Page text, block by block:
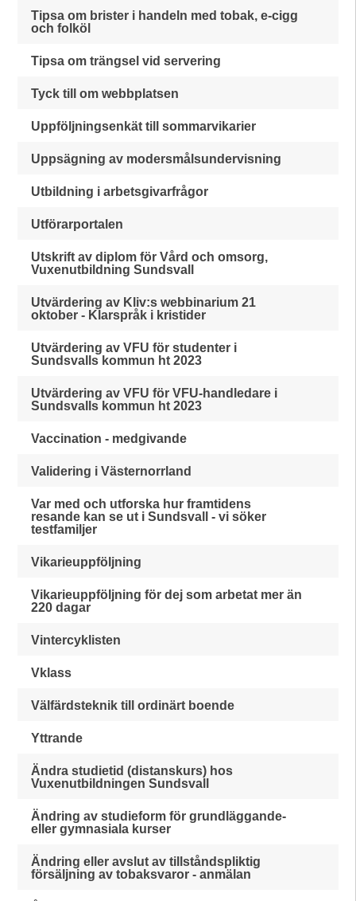
Tipsa om brister i handeln med tobak, e-cigg
och folköl
Tipsa om trängsel vid servering
Tyck till om webbplatsen
Uppföljningsenkät till sommarvikarier
Uppsägning av modersmålsundervisning
Utbildning i arbetsgivarfrågor
Utförarportalen
Utskrift av diplom för Vård och omsorg,
Vuxenutbildning Sundsvall
Utvärdering av Kliv:s webbinarium 21
oktober - Klarspråk i kristider
Utvärdering av VFU för studenter i
Sundsvalls kommun ht 2023
Utvärdering av VFU för VFU-handledare i
Sundsvalls kommun ht 2023
Vaccination - medgivande
Validering i Västernorrland
Var med och utforska hur framtidens
resande kan se ut i Sundsvall - vi söker
testfamiljer
Vikarieuppföljning
Vikarieuppföljning för dej som arbetat mer än
220 dagar
Vintercyklisten
Vklass
Välfärdsteknik till ordinärt boende
Yttrande
Ändra studietid (distanskurs) hos
Vuxenutbildningen Sundsvall
Ändring av studieform för grundläggande-
eller gymnasiala kurser
Ändring eller avslut av tillståndspliktig
försäljning av tobaksvaror - anmälan